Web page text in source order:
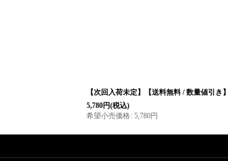
【次回入荷未定】【送料無料 / 数量値引き
5,780円(税込)
希望小売価格: 5,780円